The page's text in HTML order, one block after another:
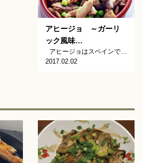
アヒージョ ～ガーリ
ック風味…
アヒージョはスペインで…
2017.02.02